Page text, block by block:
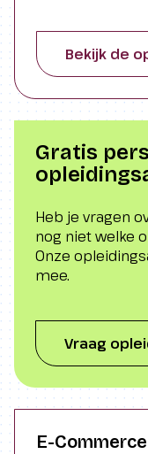
doelgroep. “Ga van onderbuikgevoel naar
onderbouwd
Bekijk de
Gratis
Heb je vragen
nog niet welke
Onze
mee.
Vraag
E-Commerce